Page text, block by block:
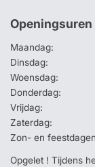
Openingsuren
Maandag:
Dinsdag:
Woensdag:
Donderdag:
Vrijdag:
Zaterdag:
Zon- en
Opgelet ! Tijdens